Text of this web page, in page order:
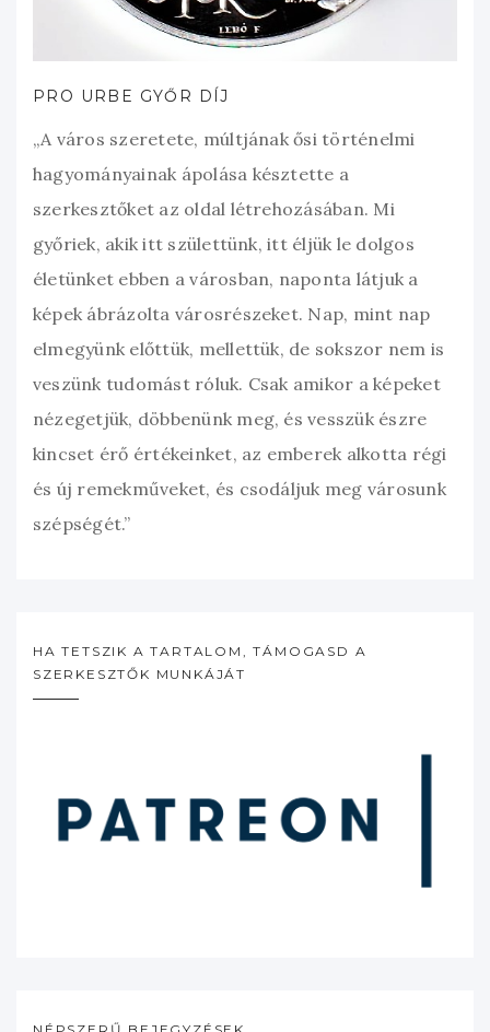
PRO URBE GYŐR DÍJ
„A város szeretete, múltjának ősi történelmi
hagyományainak ápolása késztette a
szerkesztőket az oldal létrehozásában. Mi
győriek, akik itt születtünk, itt éljük le dolgos
életünket ebben a városban, naponta látjuk a
képek ábrázolta városrészeket. Nap, mint nap
elmegyünk előttük, mellettük, de sokszor nem is
veszünk tudomást róluk. Csak amikor a képeket
nézegetjük, döbbenünk meg, és vesszük észre
kincset érő értékeinket, az emberek alkotta régi
és új remekműveket, és csodáljuk meg városunk
szépségét.”
HA TETSZIK A TARTALOM, TÁMOGASD A
SZERKESZTŐK MUNKÁJÁT